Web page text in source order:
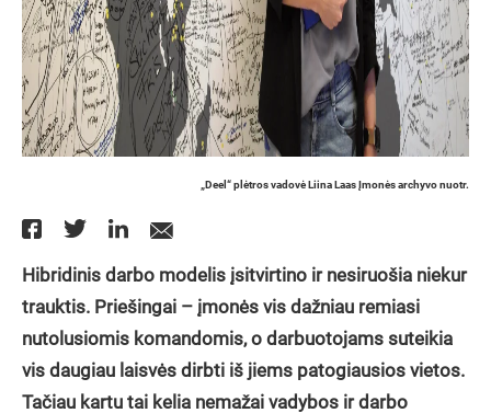
„Deel“ plėtros vadovė Liina Laas Įmonės archyvo nuotr.
Hibridinis darbo modelis įsitvirtino ir nesiruošia niekur
trauktis. Priešingai – įmonės vis dažniau remiasi
nutolusiomis komandomis, o darbuotojams suteikia
vis daugiau laisvės dirbti iš jiems patogiausios vietos.
Tačiau kartu tai kelia nemažai vadybos ir darbo